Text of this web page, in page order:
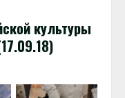
культуры